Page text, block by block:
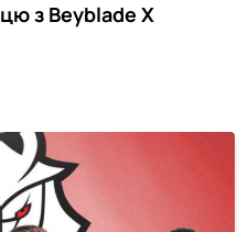
з Beyblade X